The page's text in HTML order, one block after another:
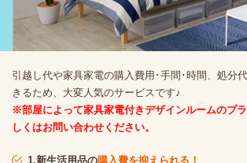
引越し代や家具家電の購入費用･手間･時間、処分
きるため、大変人気のサービスです♪
※部屋によって家具家電付きデザインルームのプ
しくはお問い合わせください。
1.新生活用品の購入費を抑えられる！